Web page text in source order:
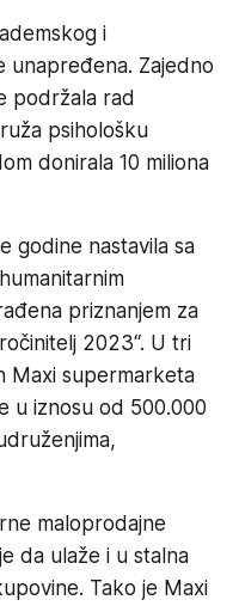
i
Zajedno
podržala rad
psihološku
donirala 10 miliona
godine nastavila sa
priznanjem za
2023“. U tri
Maxi supermarketa
u iznosu od 500.000
maloprodajne
da ulaže i u stalna
Tako je Maxi